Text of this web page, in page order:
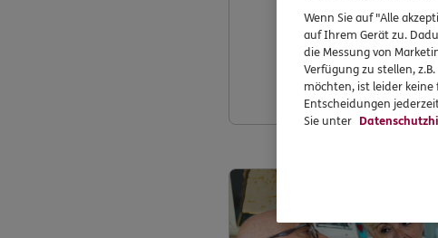
Wenn Sie auf "Alle
auf Ihrem Gerät zu.
die Messung von
Verfügung zu stellen,
möchten, ist leider keine
Entscheidungen
Sie unter